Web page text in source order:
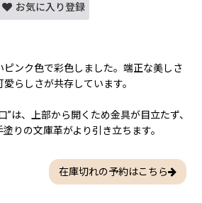
お気に入り登録
ンク色で彩色しました。端正な美しさ
らしさが共存しています。
”は、上部から開くため金具が目立たず、
りの文庫革がより引き立ちます。
在庫切れの予約はこちら